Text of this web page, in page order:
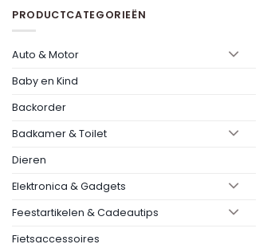
PRODUCTCATEGORIEËN
Auto & Motor
Baby en Kind
Backorder
Badkamer & Toilet
Dieren
Elektronica & Gadgets
Feestartikelen & Cadeautips
Fietsaccessoires